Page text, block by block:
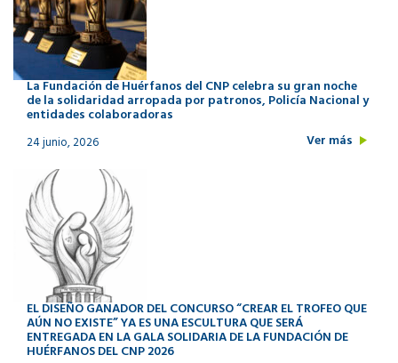
La Fundación de Huérfanos del CNP celebra su gran noche
de la solidaridad arropada por patronos, Policía Nacional y
entidades colaboradoras
24 junio, 2026 Ver más
EL DISEÑO GANADOR DEL CONCURSO “CREAR EL TROFEO QUE
AÚN NO EXISTE” YA ES UNA ESCULTURA QUE SERÁ
ENTREGADA EN LA GALA SOLIDARIA DE LA FUNDACIÓN DE
HUÉRFANOS DEL CNP 2026